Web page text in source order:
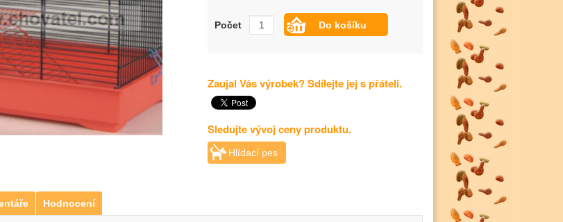
Počet
Zaujal Vás výrobek? Sdílejte jej s přáteli.
Sledujte vývoj ceny produktu.
Hlídací pes
Hodnocení